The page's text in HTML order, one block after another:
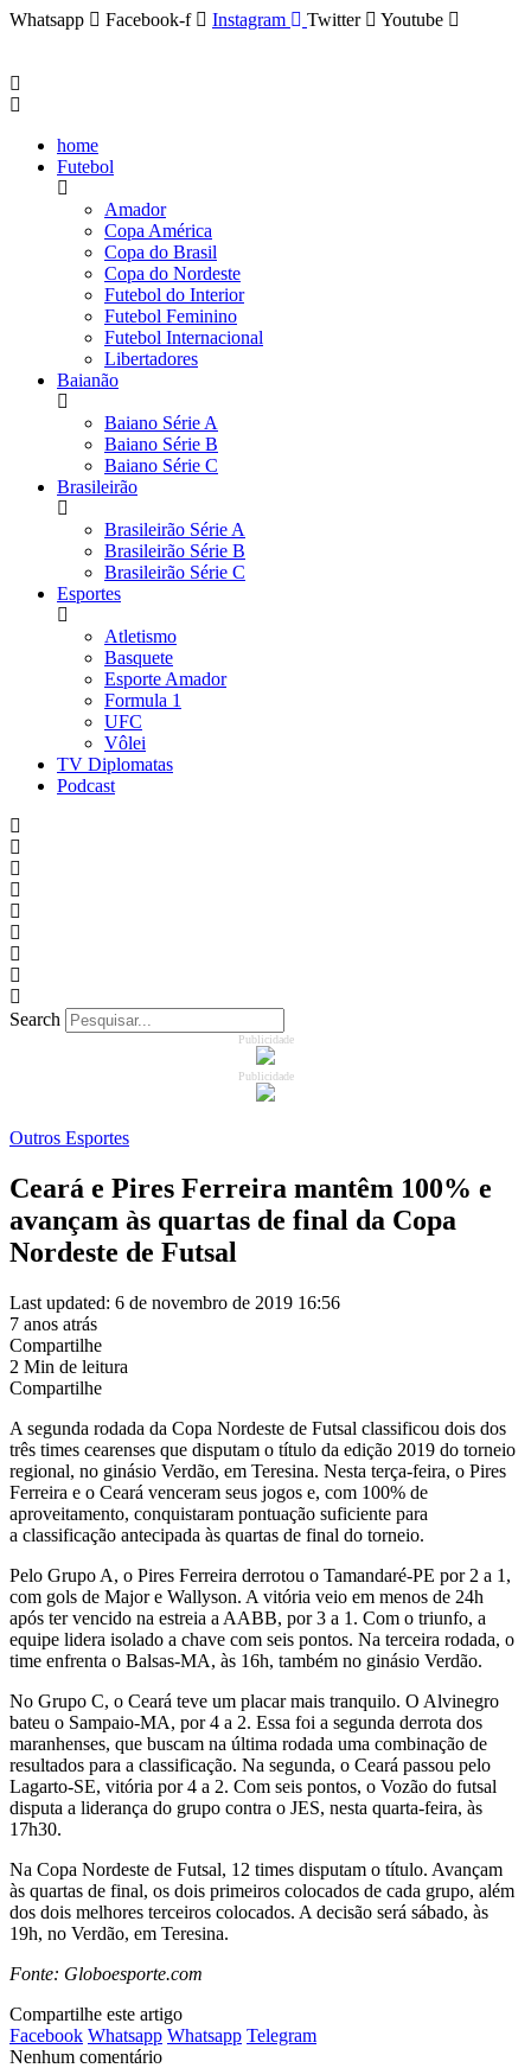
Whatsapp Facebook-f Instagram Twitter Youtube
home
Futebol
Amador
Copa América
Copa do Brasil
Copa do Nordeste
Futebol do Interior
Futebol Feminino
Futebol Internacional
Libertadores
Baianão
Baiano Série A
Baiano Série B
Baiano Série C
Brasileirão
Brasileirão Série A
Brasileirão Série B
Brasileirão Série C
Esportes
Atletismo
Basquete
Esporte Amador
Formula 1
UFC
Vôlei
TV Diplomatas
Podcast
Search
Publicidade
Publicidade
Outros Esportes
Ceará e Pires Ferreira mantêm 100% e
avançam às quartas de final da Copa
Nordeste de Futsal
Last updated: 6 de novembro de 2019 16:56
7 anos atrás
Compartilhe
2 Min de leitura
Compartilhe
A segunda rodada da Copa Nordeste de Futsal classificou dois dos
três times cearenses que disputam o título da edição 2019 do torneio
regional, no ginásio Verdão, em Teresina. Nesta terça-feira, o Pires
Ferreira e o Ceará venceram seus jogos e, com 100% de
aproveitamento, conquistaram pontuação suficiente para
a classificação antecipada às quartas de final do torneio.
Pelo Grupo A, o Pires Ferreira derrotou o Tamandaré-PE por 2 a 1,
com gols de Major e Wallyson. A vitória veio em menos de 24h
após ter vencido na estreia a AABB, por 3 a 1. Com o triunfo, a
equipe lidera isolado a chave com seis pontos. Na terceira rodada, o
time enfrenta o Balsas-MA, às 16h, também no ginásio Verdão.
No Grupo C, o Ceará teve um placar mais tranquilo. O Alvinegro
bateu o Sampaio-MA, por 4 a 2. Essa foi a segunda derrota dos
maranhenses, que buscam na última rodada uma combinação de
resultados para a classificação. Na segunda, o Ceará passou pelo
Lagarto-SE, vitória por 4 a 2. Com seis pontos, o Vozão do futsal
disputa a liderança do grupo contra o JES, nesta quarta-feira, às
17h30.
Na Copa Nordeste de Futsal, 12 times disputam o título. Avançam
às quartas de final, os dois primeiros colocados de cada grupo, além
dos dois melhores terceiros colocados. A decisão será sábado, às
19h, no Verdão, em Teresina.
Fonte: Globoesporte.com
Compartilhe este artigo
Facebook Whatsapp Whatsapp Telegram
Nenhum comentário